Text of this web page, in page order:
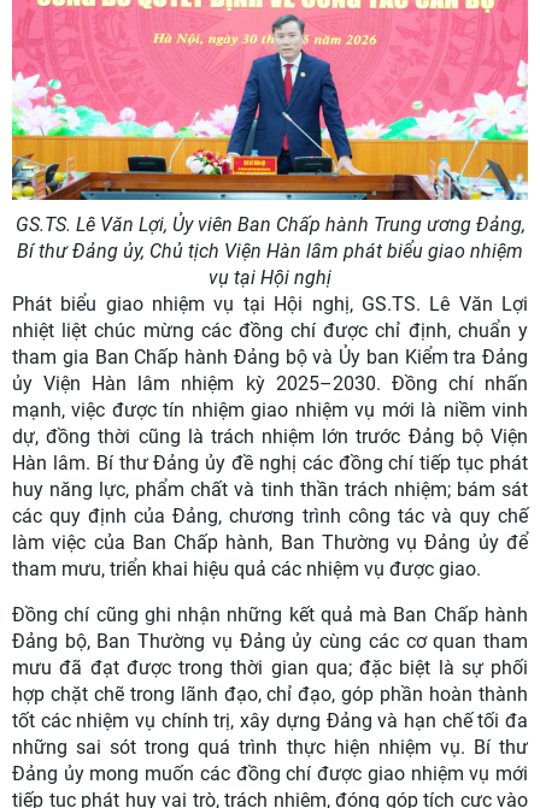
GS.TS. Lê Văn Lợi, Ủy viên Ban Chấp hành Trung ương Đảng,
Bí thư Đảng ủy, Chủ tịch Viện Hàn lâm phát biểu giao nhiệm
vụ tại Hội nghị
Phát biểu giao nhiệm vụ tại Hội nghị, GS.TS. Lê Văn Lợi
nhiệt liệt chúc mừng các đồng chí được chỉ định, chuẩn y
tham gia Ban Chấp hành Đảng bộ và Ủy ban Kiểm tra Đảng
ủy Viện Hàn lâm nhiệm kỳ 2025–2030. Đồng chí nhấn
mạnh, việc được tín nhiệm giao nhiệm vụ mới là niềm vinh
dự, đồng thời cũng là trách nhiệm lớn trước Đảng bộ Viện
Hàn lâm. Bí thư Đảng ủy đề nghị các đồng chí tiếp tục phát
huy năng lực, phẩm chất và tinh thần trách nhiệm; bám sát
các quy định của Đảng, chương trình công tác và quy chế
làm việc của Ban Chấp hành, Ban Thường vụ Đảng ủy để
tham mưu, triển khai hiệu quả các nhiệm vụ được giao.
Đồng chí cũng ghi nhận những kết quả mà Ban Chấp hành
Đảng bộ, Ban Thường vụ Đảng ủy cùng các cơ quan tham
mưu đã đạt được trong thời gian qua; đặc biệt là sự phối
hợp chặt chẽ trong lãnh đạo, chỉ đạo, góp phần hoàn thành
tốt các nhiệm vụ chính trị, xây dựng Đảng và hạn chế tối đa
những sai sót trong quá trình thực hiện nhiệm vụ. Bí thư
Đảng ủy mong muốn các đồng chí được giao nhiệm vụ mới
tiếp tục phát huy vai trò, trách nhiệm, đóng góp tích cực vào